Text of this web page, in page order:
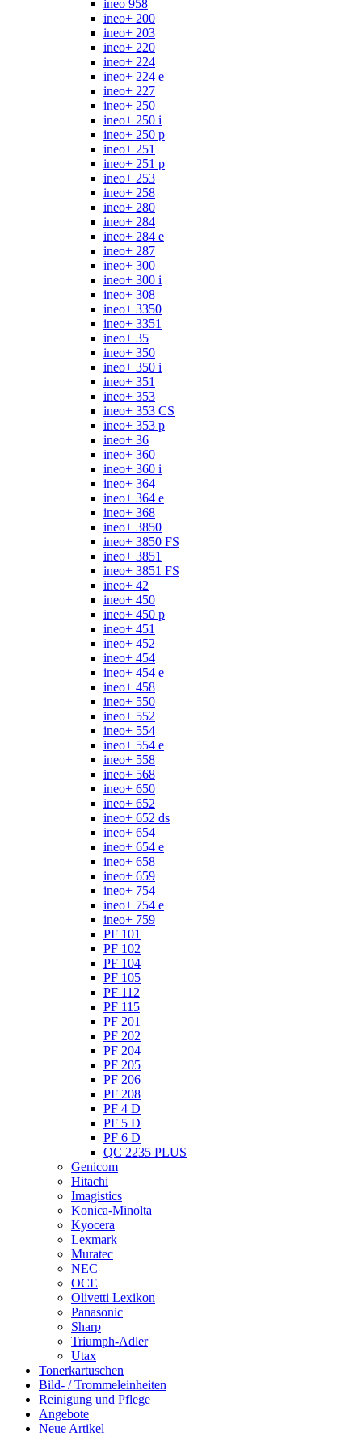
ineo 958
ineo+ 200
ineo+ 203
ineo+ 220
ineo+ 224
ineo+ 224 e
ineo+ 227
ineo+ 250
ineo+ 250 i
ineo+ 250 p
ineo+ 251
ineo+ 251 p
ineo+ 253
ineo+ 258
ineo+ 280
ineo+ 284
ineo+ 284 e
ineo+ 287
ineo+ 300
ineo+ 300 i
ineo+ 308
ineo+ 3350
ineo+ 3351
ineo+ 35
ineo+ 350
ineo+ 350 i
ineo+ 351
ineo+ 353
ineo+ 353 CS
ineo+ 353 p
ineo+ 36
ineo+ 360
ineo+ 360 i
ineo+ 364
ineo+ 364 e
ineo+ 368
ineo+ 3850
ineo+ 3850 FS
ineo+ 3851
ineo+ 3851 FS
ineo+ 42
ineo+ 450
ineo+ 450 p
ineo+ 451
ineo+ 452
ineo+ 454
ineo+ 454 e
ineo+ 458
ineo+ 550
ineo+ 552
ineo+ 554
ineo+ 554 e
ineo+ 558
ineo+ 568
ineo+ 650
ineo+ 652
ineo+ 652 ds
ineo+ 654
ineo+ 654 e
ineo+ 658
ineo+ 659
ineo+ 754
ineo+ 754 e
ineo+ 759
PF 101
PF 102
PF 104
PF 105
PF 112
PF 115
PF 201
PF 202
PF 204
PF 205
PF 206
PF 208
PF 4 D
PF 5 D
PF 6 D
QC 2235 PLUS
Genicom
Hitachi
Imagistics
Konica-Minolta
Kyocera
Lexmark
Muratec
NEC
OCE
Olivetti Lexikon
Panasonic
Sharp
Triumph-Adler
Utax
Tonerkartuschen
Bild- / Trommeleinheiten
Reinigung und Pflege
Angebote
Neue Artikel